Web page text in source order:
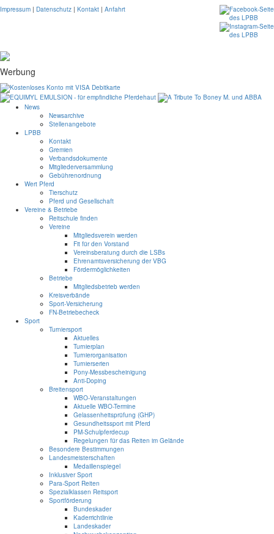
Impressum | Datenschutz | Kontakt | Anfahrt
Werbung
News
Newsarchive
Stellenangebote
LPBB
Kontakt
Gremien
Verbandsdokumente
Mitgliederversammlung
Gebührenordnung
Wert Pferd
Tierschutz
Pferd und Gesellschaft
Vereine & Betriebe
Reitschule finden
Vereine
Mitgliedsverein werden
Fit für den Vorstand
Vereinsberatung durch die LSBs
Ehrenamtsversicherung der VBG
Fördermöglichkeiten
Betriebe
Mitgliedsbetrieb werden
Kreisverbände
Sport-Versicherung
FN-Betriebecheck
Sport
Turniersport
Aktuelles
Turnierplan
Turnierorganisation
Turnierserien
Pony-Messbescheinigung
Anti-Doping
Breitensport
WBO-Veranstaltungen
Aktuelle WBO-Termine
Gelassenheitsprüfung (GHP)
Gesundheitssport mit Pferd
PM-Schulpferdecup
Regelungen für das Reiten im Gelände
Besondere Bestimmungen
Landesmeisterschaften
Medaillenspiegel
Inklusiver Sport
Para-Sport Reiten
Spezialklassen Reitsport
Sportförderung
Bundeskader
Kaderrichtlinie
Landeskader